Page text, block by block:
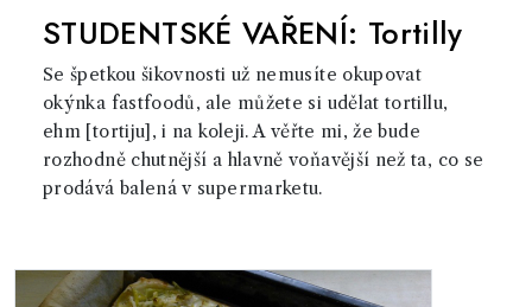
STUDENTSKÉ VAŘENÍ: Tortilly
Se špetkou šikovnosti už nemusíte okupovat
okýnka fastfoodů, ale můžete si udělat tortillu,
ehm [tortiju], i na koleji. A věřte mi, že bude
rozhodně chutnější a hlavně voňavější než ta, co se
prodává balená v supermarketu.